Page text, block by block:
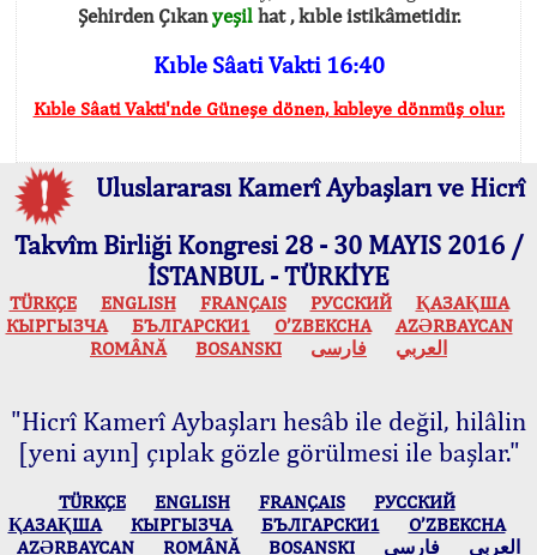
Şehirden Çıkanyeşilhat , kıble istikâmetidir.
Kıble Sâati Vakti 16:40
Kıble Sâati Vakti'nde Güneşe dönen, kıbleye dönmüş olur.
Uluslararası Kamerî Aybaşları ve Hicrî
Takvîm Birliği Kongresi 28 - 30 MAYIS 2016 /
İSTANBUL - TÜRKİYE
TÜRKÇE ENGLISH FRANÇAIS РУССКИЙ
ҚАЗАҚША
КЫPГЫЗЧA
БЪЛГАРСКИ1 O’ZBEKCHA
AZӘRBAYCAN
ROMÂNĂ
BOSANSKI العربي فارسی
"Hicrî Kamerî Aybaşları hesâb ile değil, hilâlin
[yeni ayın] çıplak gözle görülmesi ile başlar."
TÜRKÇE ENGLISH FRANÇAIS
РУССКИЙ
ҚАЗАҚША
КЫPГЫЗЧA БЪЛГАРСКИ1
O’ZBEKCHA
AZӘRBAYCAN
ROMÂNĂ BOSANSKI العربي فارسی